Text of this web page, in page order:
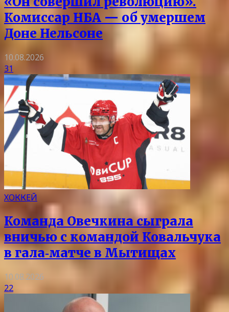
Комиссар НБА — об умершем
Доне Нельсоне
10.08.2026
31
ХОККЕЙ
Команда Овечкина сыграла
вничью с командой Ковальчука
в гала‑матче в Мытищах
10.08.2026
22